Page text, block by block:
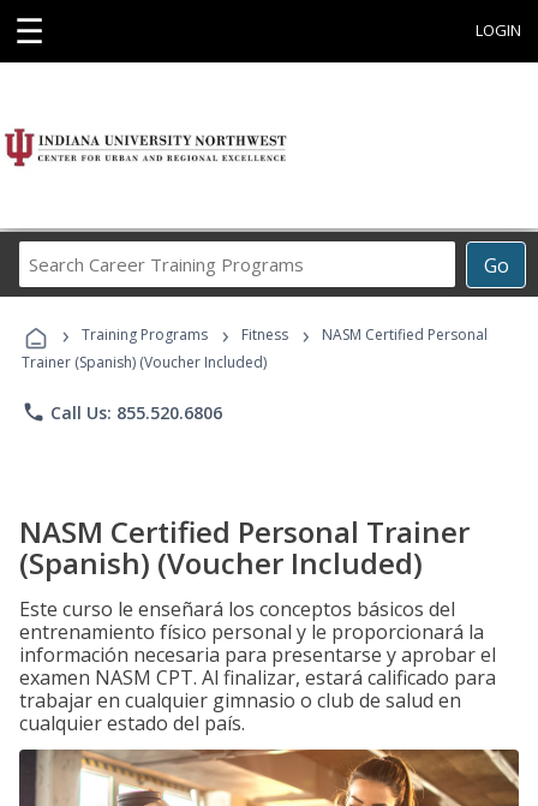
☰ LOGIN
Go
Career
Programs
› Training Programs › Fitness ›
NASM Certified Personal
Trainer (Spanish) (Voucher Included)
phone Call Us: 855.520.6806
NASM Certified Personal Trainer
(Spanish) (Voucher Included)
Este curso le enseñará los conceptos básicos del
entrenamiento físico personal y le proporcionará la
información necesaria para presentarse y aprobar el
examen NASM CPT. Al finalizar, estará calificado para
trabajar en cualquier gimnasio o club de salud en
cualquier estado del país.